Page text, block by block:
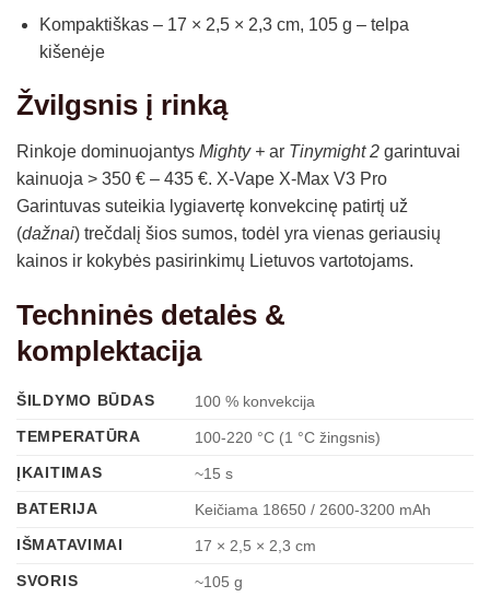
Kompaktiškas – 17 × 2,5 × 2,3 cm, 105 g – telpa
kišenėje
Žvilgsnis į rinką
Rinkoje dominuojantys Mighty + ar Tinymight 2 garintuvai
kainuoja > 350 € – 435 €. X-Vape X-Max V3 Pro
Garintuvas suteikia lygiavertę konvekcinę patirtį už
(dažnai) trečdalį šios sumos, todėl yra vienas geriausių
kainos ir kokybės pasirinkimų Lietuvos vartotojams.
Techninės detalės &
komplektacija
ŠILDYMO BŪDAS
100 % konvekcija
TEMPERATŪRA
100-220 °C (1 °C žingsnis)
ĮKAITIMAS
~15 s
BATERIJA
Keičiama 18650 / 2600-3200 mAh
IŠMATAVIMAI
17 × 2,5 × 2,3 cm
SVORIS
~105 g